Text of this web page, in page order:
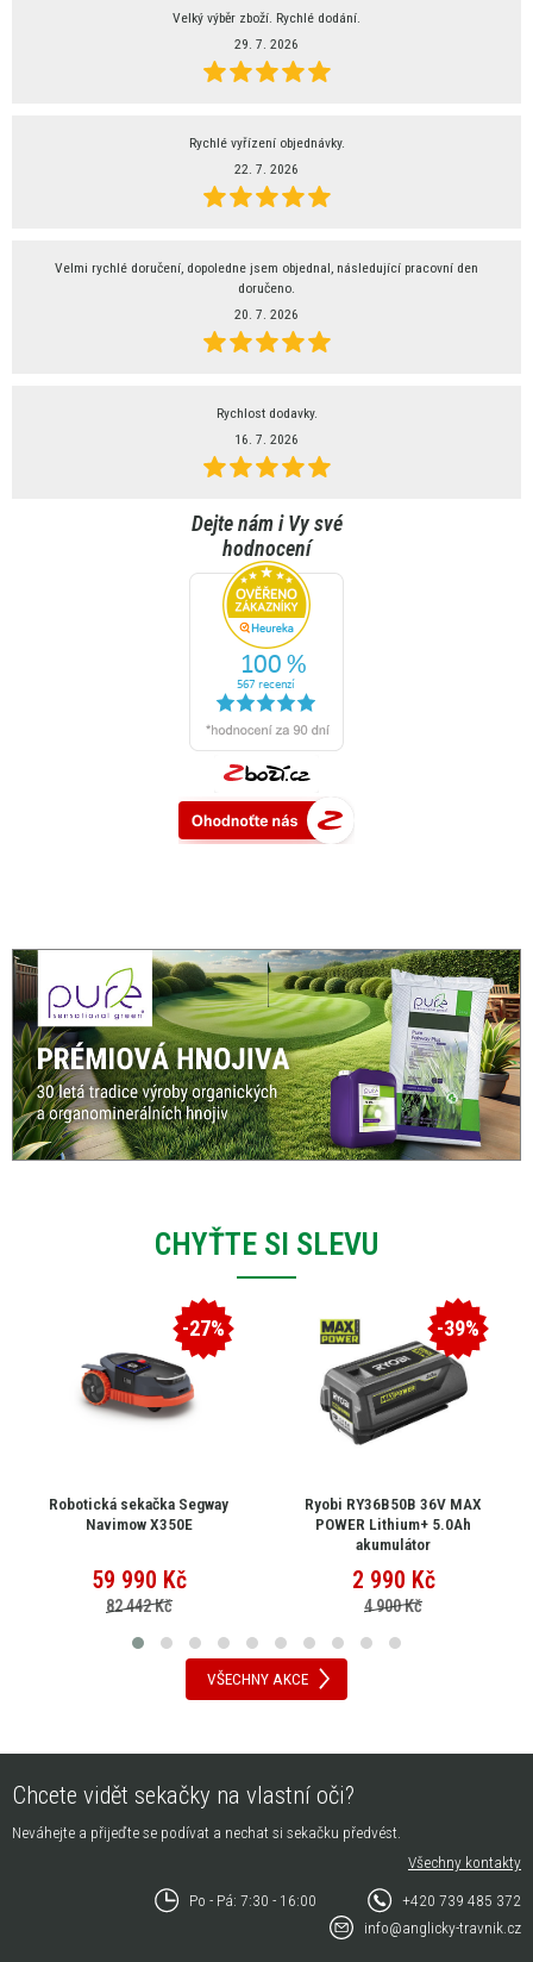
Velký výběr zboží. Rychlé dodání.
29. 7. 2026
Rychlé vyřízení objednávky.
22. 7. 2026
Velmi rychlé doručení, dopoledne jsem objednal, následující pracovní den
doručeno.
20. 7. 2026
Rychlost dodavky.
16. 7. 2026
Dejte nám i Vy své
hodnocení
CHYŤTE SI SLEVU
-27%
Robotická sekačka Segway
Navimow X350E
59 990 Kč
82 442 Kč
-39%
Ryobi RY36B50B 36V MAX
POWER Lithium+ 5.0Ah
akumulátor
2 990 Kč
4 900 Kč
VŠECHNY AKCE
Chcete vidět sekačky na vlastní oči?
Neváhejte a přijeďte se podívat a nechat si sekačku předvést.
Všechny kontakty
Po - Pá: 7:30 - 16:00
+420 739 485 372
info@anglicky-travnik.cz